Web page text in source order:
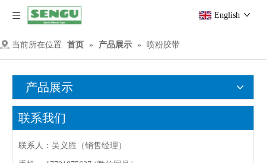
English
当前所在位置 首页 » 产品展示 » 喷粉胶带
产品展示
联系我们
联系人：吴义胜（销售经理）